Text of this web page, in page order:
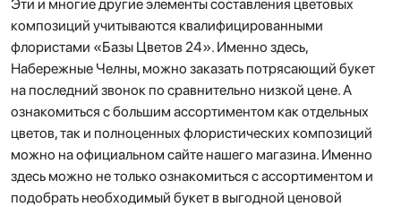
Эти и многие другие элементы составления цветовых
композиций учитываются квалифицированными
флористами «Базы Цветов 24». Именно здесь,
Набережные Челны, можно заказать потрясающий букет
на последний звонок по сравнительно низкой цене. А
ознакомиться с большим ассортиментом как отдельных
цветов, так и полноценных флористических композиций
можно на официальном сайте нашего магазина. Именно
здесь можно не только ознакомиться с ассортиментом и
подобрать необходимый букет в выгодной ценовой